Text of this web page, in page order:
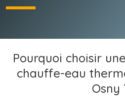
Pourquoi choisir
chauffe-eau
Osny